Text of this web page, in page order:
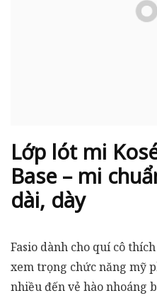
Lớp lót mi
Base – mi
dài, dày
Fasio dành cho quí cô
xem trọng chức năng mỹ
nhiều đến vẻ hào nhoáng